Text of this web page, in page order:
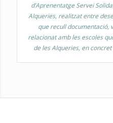
d’Aprenentatge Servei
Alqueries, realitzat entre
que recull documentació,
relacionat amb les escoles
de les Alqueries, en